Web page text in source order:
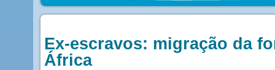
Ex-escravos: migração da
África